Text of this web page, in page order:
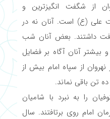
از شگفت انگیزترین و
علی (ع) است. آنان نه در
داشتند. بعض آنان شب
بیشتر آنان آگاه بر فضایل
از سپاه امام بیش از
تن باقی نماند.
را به نبرد با شامیان
امام روی برتافتند. سال